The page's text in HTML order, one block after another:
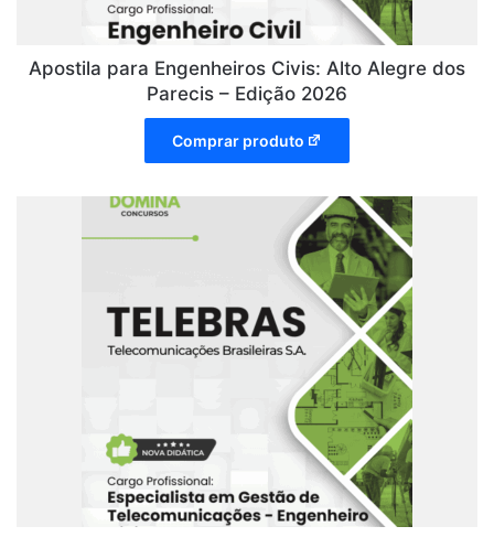
Apostila para Engenheiros Civis: Alto Alegre dos
Parecis – Edição 2026
Comprar produto